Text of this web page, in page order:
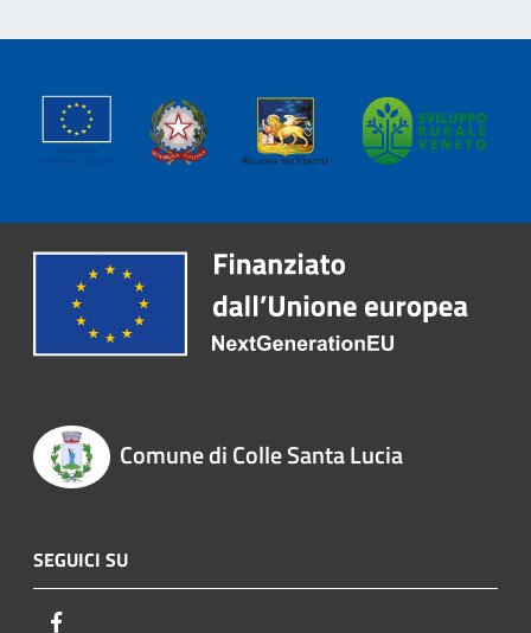
Comune di Colle Santa Lucia
SEGUICI SU